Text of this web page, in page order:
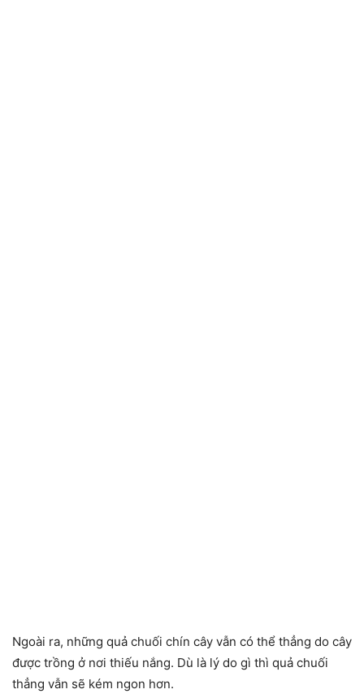
Ngoài ra, những quả chuối chín cây vẫn có thể thẳng do cây
được trồng ở nơi thiếu nắng. Dù là lý do gì thì quả chuối
thẳng vẫn sẽ kém ngon hơn.